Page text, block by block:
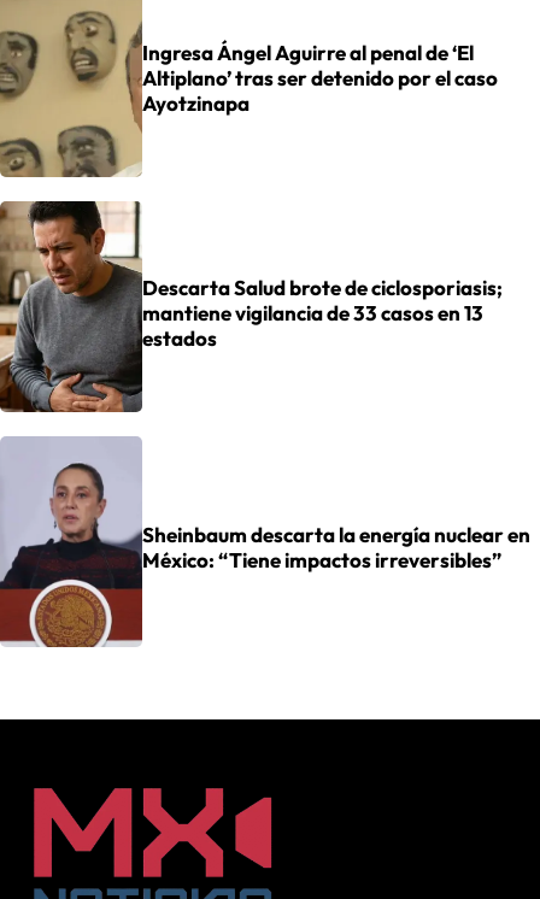
Ingresa Ángel Aguirre al penal de ‘El
Altiplano’ tras ser detenido por el caso
Ayotzinapa
Descarta Salud brote de ciclosporiasis;
mantiene vigilancia de 33 casos en 13
estados
Sheinbaum descarta la energía nuclear en
México: “Tiene impactos irreversibles”